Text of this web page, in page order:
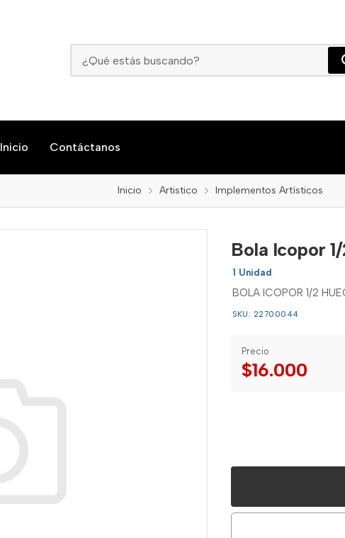
Inicio Contáctanos
Inicio Artistico Implementos Artísticos
Bola Icopor
1 Unidad
BOLA ICOPOR 1/2
SKU: 22700044
Precio
$16.000